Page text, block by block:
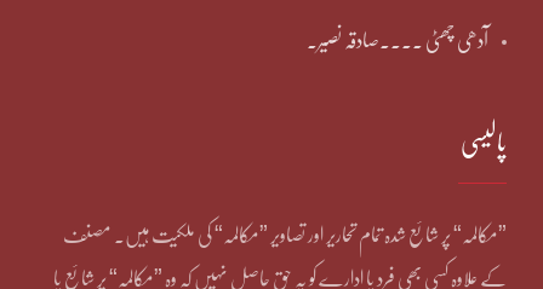
آدھی چھٹی ۔۔۔۔صادقہ نصیر۔
پالیسی
”مکالمہ“ پر شائع شدہ تمام تحاریر اور تصاویر ”مکالمہ“ کی ملکیت ہیں۔ مصنف
کے علاوہ کسی بھی فرد یا ادارے کو یہ حق حاصل نہیں کہ وہ ”مکالمہ“ پر شائع یا